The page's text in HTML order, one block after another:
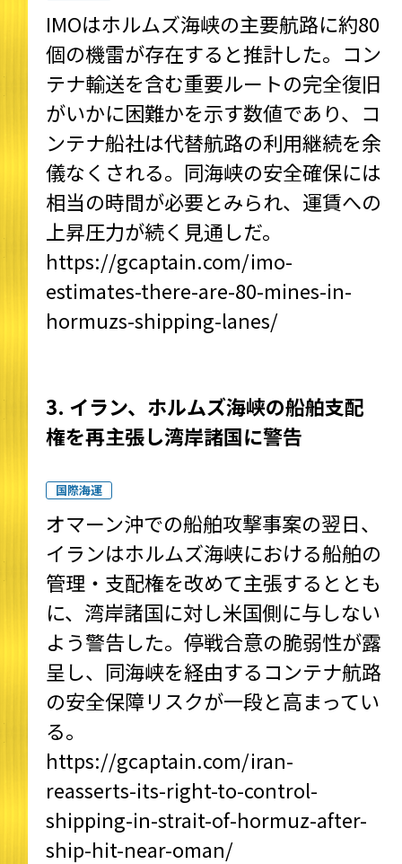
IMOはホルムズ海峡の主要航路に約80
個の機雷が存在すると推計した。コン
テナ輸送を含む重要ルートの完全復旧
がいかに困難かを示す数値であり、コ
ンテナ船社は代替航路の利用継続を余
儀なくされる。同海峡の安全確保には
相当の時間が必要とみられ、運賃への
上昇圧力が続く見通しだ。
https://gcaptain.com/imo-
estimates-there-are-80-mines-in-
hormuzs-shipping-lanes/
3. イラン、ホルムズ海峡の船舶支配
権を再主張し湾岸諸国に警告
国際海運
オマーン沖での船舶攻撃事案の翌日、
イランはホルムズ海峡における船舶の
管理・支配権を改めて主張するととも
に、湾岸諸国に対し米国側に与しない
よう警告した。停戦合意の脆弱性が露
呈し、同海峡を経由するコンテナ航路
の安全保障リスクが一段と高まってい
る。
https://gcaptain.com/iran-
reasserts-its-right-to-control-
shipping-in-strait-of-hormuz-after-
ship-hit-near-oman/